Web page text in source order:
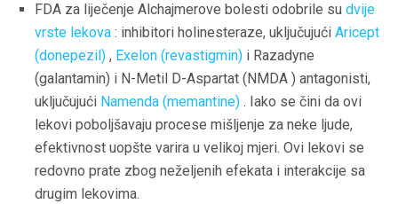
FDA za liječenje Alchajmerove bolesti odobrile su dvije
vrste lekova : inhibitori holinesteraze, uključujući Aricept
(donepezil) , Exelon (revastigmin) i Razadyne
(galantamin) i N-Metil D-Aspartat (NMDA ) antagonisti,
uključujući Namenda (memantine) . Iako se čini da ovi
lekovi poboljšavaju procese mišljenje za neke ljude,
efektivnost uopšte varira u velikoj mjeri. Ovi lekovi se
redovno prate zbog neželjenih efekata i interakcije sa
drugim lekovima.